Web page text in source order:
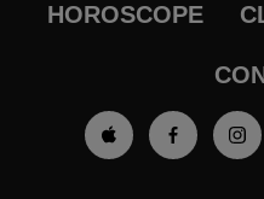
HOROSCOPE